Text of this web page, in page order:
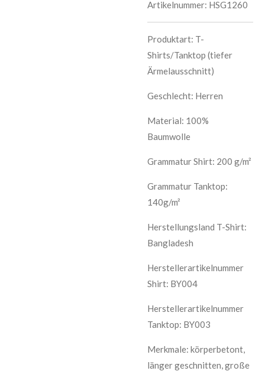
Artikelnummer: HSG1260
Produktart: T-
Shirts/Tanktop (tiefer
Ärmelausschnitt)
Geschlecht: Herren
Material: 100%
Baumwolle
Grammatur Shirt: 200 g/m²
Grammatur Tanktop:
140g/m²
Herstellungsland T-Shirt:
Bangladesh
Herstellerartikelnummer
Shirt: BY004
Herstellerartikelnummer
Tanktop: BY003
Merkmale: körperbetont,
länger geschnitten, große